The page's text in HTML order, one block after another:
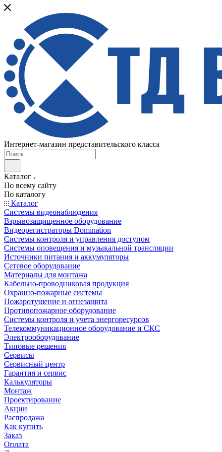
Интернет-магазин представительского класса
Каталог
По всему сайту
По каталогу
Каталог
Системы видеонаблюдения
Взрывозащищенное оборудование
Видеорегистраторы Domination
Системы контроля и управления доступом
Системы оповещения и музыкальной трансляции
Источники питания и аккумуляторы
Сетевое оборудование
Материалы для монтажа
Кабельно-проводниковая продукция
Охранно-пожарные системы
Пожаротушение и огнезащита
Противопожарное оборудование
Системы контроля и учета энергоресурсов
Телекоммуникационное оборудование и СКС
Электрооборудование
Типовые решения
Сервисы
Сервисный центр
Гарантия и сервис
Калькуляторы
Монтаж
Проектирование
Акции
Распродажа
Как купить
Заказ
Оплата